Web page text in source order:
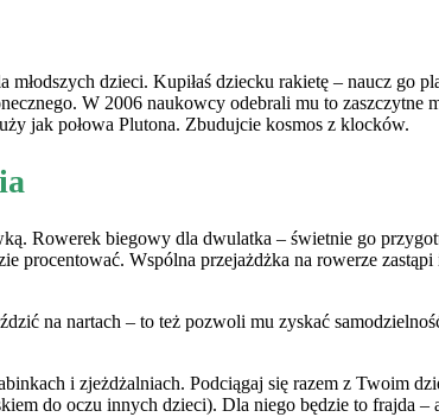
dzieci. Kupiłaś dziecku rakietę – naucz go
W 2006 naukowcy odebrali mu to zaszczytne
jak połowa Plutona. Zbudujcie kosmos z klocków.
Rowerek biegowy dla dwulatka – świetnie go
procentować. Wspólna przejażdżka na rowerze
na nartach – to też pozwoli mu zyskać
i zjeżdżalniach. Podciągaj się razem z Twoim
do oczu innych dzieci). Dla niego będzie to frajda –